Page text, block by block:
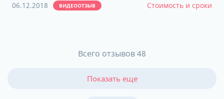
06.12.2018 ВИДЕООТЗЫВ Стоимость и сроки
Всего отзывов 48
Показать еще